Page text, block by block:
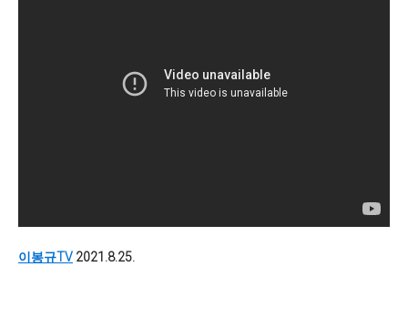
이봉규TV 2021.8.25.